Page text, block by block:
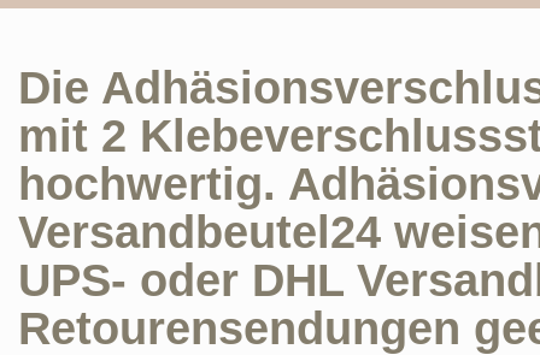
Die
mit 2
hochwertig.
Versandbeutel24
UPS- oder DHL
Retourensendungen